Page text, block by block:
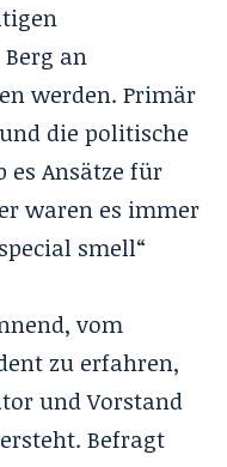
an
werden. Primär
die politische
es Ansätze für
waren es immer
smell“
vom
zu erfahren,
und Vorstand
Befragt